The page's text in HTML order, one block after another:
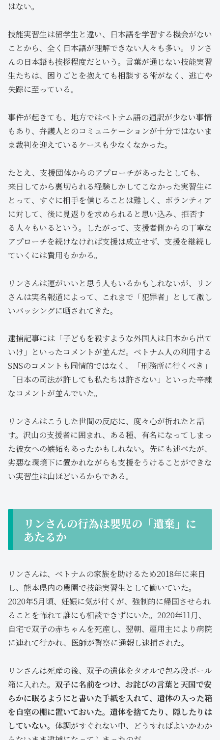
はない。
技能実習生は留学生と違い、日本語を学習する機会がない
ことから、全く日本語が理解できない人々も多い。リンさ
んの日本語も挨拶程度だという。言葉が通じない技能実習
生たちは、困りごとを抱えても相談する術がなく、逃亡や
失踪に至っている。
事件が起きても、地方ではベトナム語の通訳が少ない事情
もあり、弁護人とのコミュニケーションが十分ではないま
ま裁判を迎えているケースも少なくなかった。
たとえ、支援団体からのアプローチがあったとしても、
来日してから裏切られる経験しかしてこなかった実習生に
とって、すぐに相手を信じることは難しく、ボランティア
に対して、後に見返りを求められると思い込み、拒否す
る人々もいるという。したがって、支援者側からの丁寧な
アプローチを続けなければ支援は成立せず、支援を継続し
ていくには費用もかかる。
リンさんは運がいいと思う人もいるかもしれないが、リン
さんは実名報道によって、これまで「犯罪者」として激し
いバッシングに晒されてきた。
逮捕記事には「子どもを殺すような外国人は日本から出て
いけ」といったコメントが並んだ。ベトナム人の利用する
SNSのコメントも同情的ではなく、「刑務所に行くべき」
「日本の司法が許しても私たちは許さない」といった辛辣
なコメントが並んでいた。
リンさんはこうした世間の反応に、度々心が折れたと話
す。沢山の支援者に囲まれ、ある種、有名になってしまっ
た彼女への嫉妬もあったかもしれない。先にも述べたが、
劣悪な環境下に置かれながらも支援をうけることができな
い実習生は山ほどいるからである。
リンさんの行為は嬰児の「遺棄」に
あたるか
リンさんは、ベトナムの家族を助けるため2018年に来日
し、熊本県内の農園で技能実習生として働いていた。
2020年5月頃、妊娠に気が付くが、強制的に帰国させられ
ることを怖れて誰にも相談できずにいた。2020年11月、
自宅で双子の赤ちゃんを死産し、翌朝、雇用主により病院
に連れて行かれ、医師が警察に通報し逮捕された。
リンさんは死産の後、双子の遺体をタオルで包み段ボール
箱に入れた。 双子に名前をつけ、お詫びの言葉と天国で安
らかに眠るようにと書いた手紙を入れて、遺体の入った箱
を自室の棚に置いておいた。遺体を捨てたり、隠したりは
していない。 体調がすぐれない中、どうすればよいかわか